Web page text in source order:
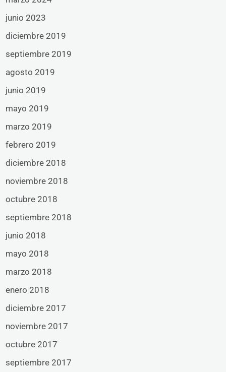
junio 2023
diciembre 2019
septiembre 2019
agosto 2019
junio 2019
mayo 2019
marzo 2019
febrero 2019
diciembre 2018
noviembre 2018
octubre 2018
septiembre 2018
junio 2018
mayo 2018
marzo 2018
enero 2018
diciembre 2017
noviembre 2017
octubre 2017
septiembre 2017